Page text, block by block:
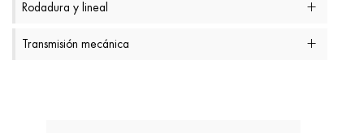
Rodadura y lineal
Transmisión mecánica